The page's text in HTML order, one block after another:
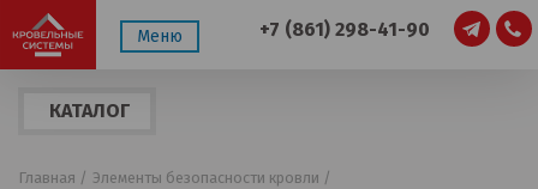
Меню +7 (861) 298-41-90
КАТАЛОГ
Главная / Элементы безопасности кровли /